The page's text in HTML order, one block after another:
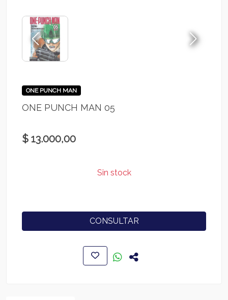
ONE PUNCH MAN
ONE PUNCH MAN 05
$ 13.000,00
Sin stock
CONSULTAR